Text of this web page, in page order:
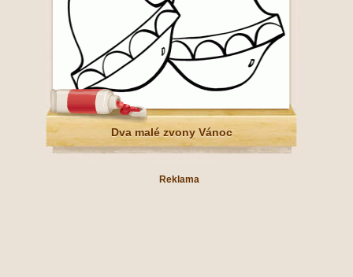
Dva malé zvony Vánoc
Reklama